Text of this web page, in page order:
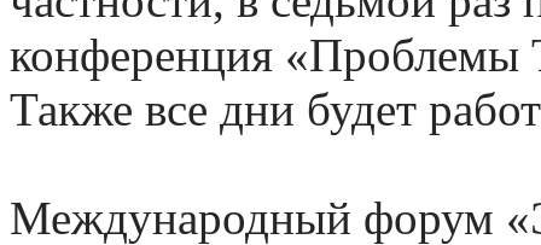
конференция
Также все дни будет
Международный форум